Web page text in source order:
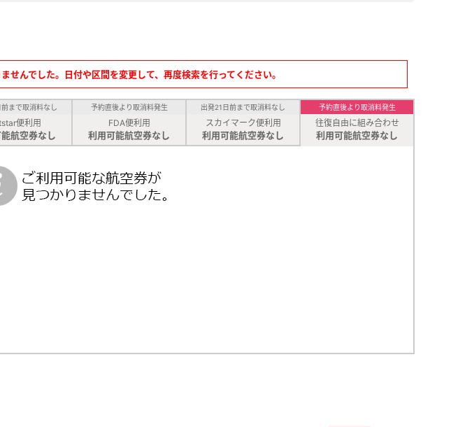
せんでした。日付や区間を変更して、再度検索を行ってください。
まで取消料なし
便利用
航空券なし
予約直後より取消料発生
FDA便利用
利用可能航空券なし
出発21日前まで取消料なし
スカイマーク便利用
利用可能航空券なし
予約直後より取消料発生
往復自由に組み合わせ
利用可能航空券なし